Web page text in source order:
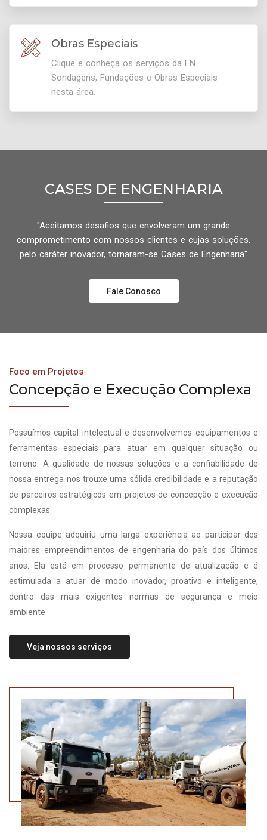
Obras Especiais
Clique e conheça os serviços da FN
Sondagens, Fundações e Obras Especiais
nesta área.
CASES DE ENGENHARIA
"Aceitamos desafios que envolveram um grande
comprometimento com nossos clientes e cujas soluções,
pelo caráter inovador, tornaram-se Cases de Engenharia"
Fale Conosco
Foco em Projetos
Concepção e Execução Complexa
Possuímos capital intelectual e desenvolvemos equipamentos e
ferramentas especiais para atuar em qualquer situação ou
terreno. A qualidade de nossas soluções e a confiabilidade de
nossa entrega nos trouxe uma sólida credibilidade e a reputação
de parceiros estratégicos em projetos de concepção e execução
complexas.
Nossa equipe adquiriu uma larga experiência ao participar dos
maiores empreendimentos de engenharia do país dos últimos
anos. Ela está em processo permanente de atualização e é
estimulada a atuar de modo inovador, proativo e inteligente,
dentro das mais exigentes normas de segurança e meio
ambiente.
Veja nossos serviços